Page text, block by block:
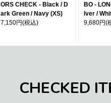
ORS CHECK - Black / D
ark Green / Navy (XS)
7,150円(税込)
BO -
lver /
9,680円(
CHECKED